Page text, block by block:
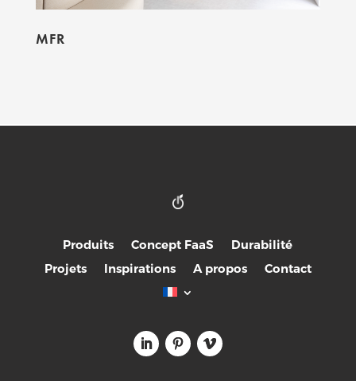
MFR
Produits Concept FaaS
Durabilité
Projets
Inspirations A propos Contact